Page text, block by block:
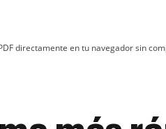
directamente en tu navegador sin